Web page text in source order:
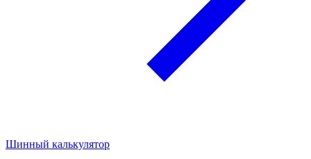
Шинный калькулятор